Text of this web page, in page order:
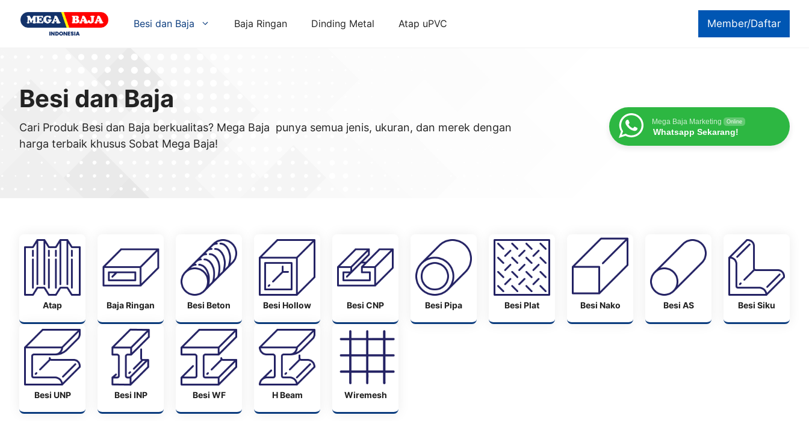
Member/Daftar
Besi dan Baja Baja Ringan Dinding Metal Atap uPVC
Besi dan Baja
Cari Produk Besi dan Baja berkualitas? Mega Baja punya semua jenis, ukuran, dan merek dengan
harga terbaik khusus Sobat Mega Baja!
Mega Baja Marketing Online
Whatsapp Sekarang!
Atap Baja Ringan Besi Beton Besi Hollow Besi CNP Besi Pipa Besi Plat Besi Nako Besi AS Besi Siku
Besi UNP Besi INP Besi WF H Beam Wiremesh